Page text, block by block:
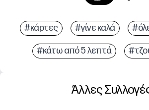
#κάρτες #γίνε καλά
#κάτω από 5 λεπτά
Άλλες